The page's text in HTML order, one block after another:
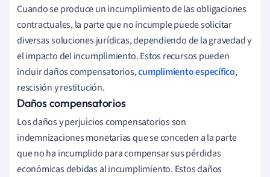
Cuando se produce un incumplimiento de las obligaciones
contractuales, la parte que no incumple puede solicitar
diversas soluciones jurídicas, dependiendo de la gravedad y
el impacto del incumplimiento. Estos recursos pueden
incluir daños compensatorios,cumplimiento específico,
rescisión y restitución.
Daños compensatorios
Los daños y perjuicios compensatorios son
indemnizaciones monetarias que se conceden a la parte
que no ha incumplido para compensar sus pérdidas
económicas debidas al incumplimiento. Estos daños